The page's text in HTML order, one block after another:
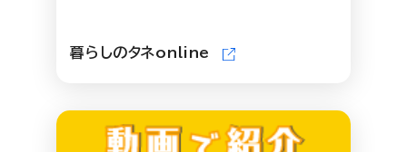
暮らしのタネonline